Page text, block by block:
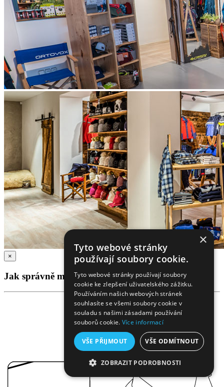
×
Jak správně měřit?
×
Tyto webové stránky
používají soubory cookie.
Tyto webové stránky používají soubory
cookie ke zlepšení uživatelského zážitku.
Používáním našich webových stránek
souhlasíte se všemi soubory cookie v
souladu s našimi zásadami používání
souborů cookie. Více informací
VŠE PŘIJMOUT VŠE ODMÍTNOUT
ZOBRAZIT PODROBNOSTI
NEZBYTNĚ NUTNÉ SOUBORY